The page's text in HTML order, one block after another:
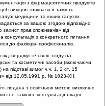
з позицій Icpc-2 (Полтава
тонзилітів з
18.10.19)::
з фармацевтичних продуктів
використовувати її замість
медицини та інших галузях.
за вашою згодою відповідно
прав споживачів» від
з конкретного питання,
до фахівців- професіоналів.
свою згоду на
та косметичні засоби (включаючи
на підставі вимог ч.ч. 1, 2 ст. 15
від 12.05.1991 р. № 1023-XII.
подана з освітньою метою виключно
не замінює консультації лікаря.